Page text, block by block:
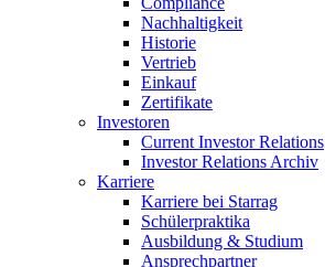
Nachhaltigkeit
Historie
Vertrieb
Einkauf
Zertifikate
Investoren
Current Investor Relations
Investor Relations Archiv
Karriere
Karriere bei Starrag
Schülerpraktika
Ausbildung & Studium
Ansprechpartner